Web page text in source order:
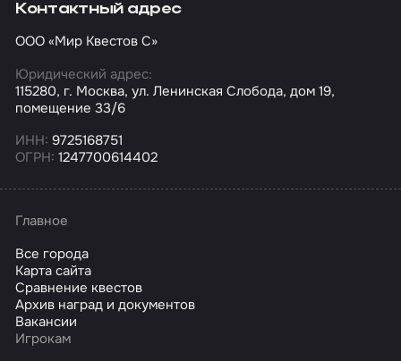
Контактный адрес
ООО «Мир Квестов С»
Юридический адрес:
115280, г. Москва, ул. Ленинская Слобода, дом 19,
помещение 33/6
ИНН: 9725168751
ОГРН: 1247700614402
Главное
Все города
Карта сайта
Сравнение квестов
Архив наград и документов
Вакансии
Игрокам